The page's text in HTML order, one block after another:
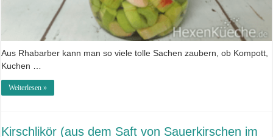
Aus Rhabarber kann man so viele tolle Sachen zaubern, ob Kompott,
Kuchen …
Weiterlesen »
Kirschlikör (aus dem Saft von Sauerkirschen im